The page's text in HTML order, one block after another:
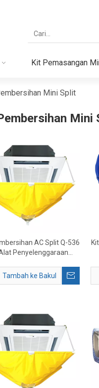
Kit Pemasangan
Mini Split
Mini
AC Split Q-536
Penyelenggaraan
Tambah ke Bakul